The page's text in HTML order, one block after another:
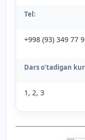
Tel:
+998 (93) 349 77
Dars o’tadigan
1, 2, 3